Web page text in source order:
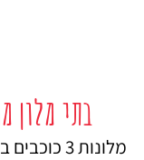
בתי מלון מומלצים
מלונות 3